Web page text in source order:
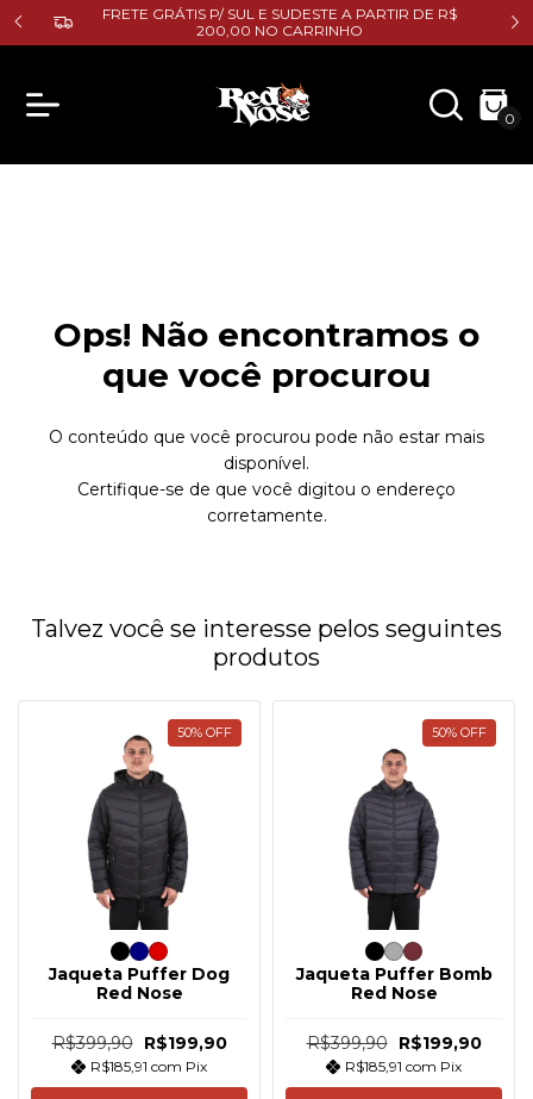
FRETE GRÁTIS P/ SUL E SUDESTE A PARTIR DE R$
200,00 NO CARRINHO
0
Ops! Não encontramos o
que você procurou
O conteúdo que você procurou pode não estar mais
disponível.
Certifique-se de que você digitou o endereço
corretamente.
Talvez você se interesse pelos seguintes
produtos
50% OFF
Jaqueta Puffer Dog
Red Nose
R$399,90 R$199,90
R$185,91 com Pix
50% OFF
Jaqueta Puffer Bomb
Red Nose
R$399,90 R$199,90
R$185,91 com Pix